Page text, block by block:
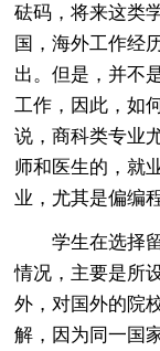
砝码，将来这类
国，海外工作经
出。但是，并不
工作，因此，如
说，商科类专业
师和医生的，就
业，尤其是偏编
学生在选择留
情况，主要是所
外，对国外的院
解，因为同一国